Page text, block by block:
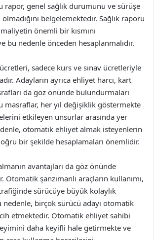
rapor, genel sağlık durumunu ve sürüşe
belgelemektedir. Sağlık raporu
önemli bir kısmını
bu nedenle önceden hesaplanmalıdır.
sadece kurs ve sınav ücretleriyle
Adayların ayrıca ehliyet harcı, kart
da göz önünde bulundurmaları
masraflar, her yıl değişiklik göstermekte
etkileyen unsurlar arasında yer
otomatik ehliyet almak isteyenlerin
bir şekilde hesaplamaları önemlidir.
avantajları da göz önünde
Otomatik şanzımanlı araçların kullanımı,
sürücüye büyük kolaylık
nedenle, birçok sürücü adayı otomatik
etmektedir. Otomatik ehliyet sahibi
daha keyifli hale getirmekte ve